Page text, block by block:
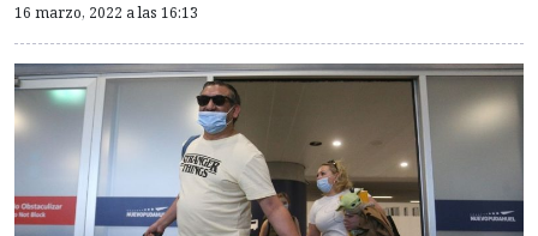
16 marzo, 2022 a las 16:13